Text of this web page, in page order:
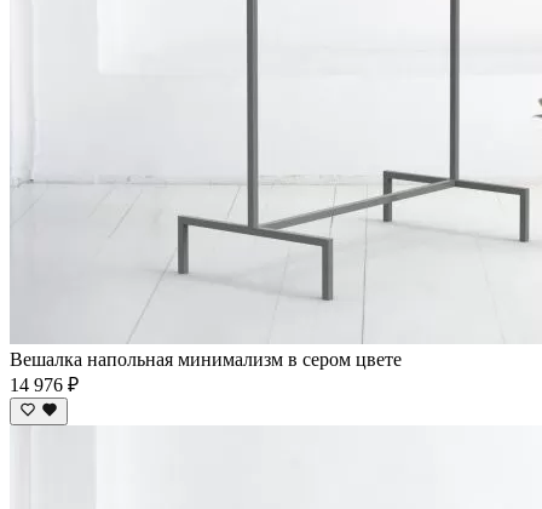
Вешалка напольная минимализм в сером цвете
14 976 ₽